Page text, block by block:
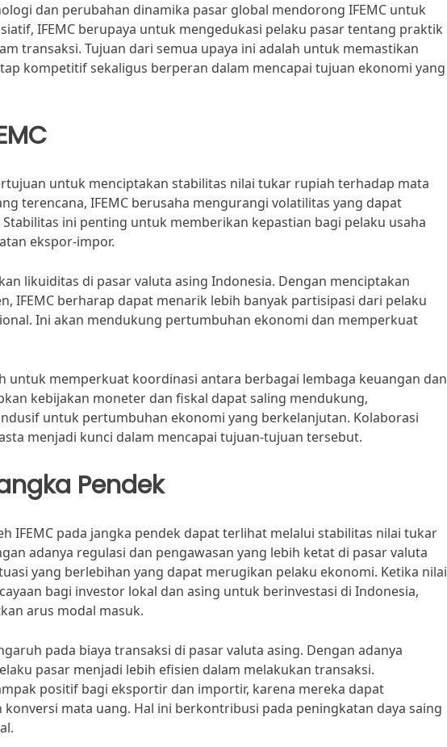
dan perubahan dinamika pasar global mendorong IFEMC untuk
IFEMC berupaya untuk mengedukasi pelaku pasar tentang praktik
transaksi. Tujuan dari semua upaya ini adalah untuk memastikan
kompetitif sekaligus berperan dalam mencapai tujuan ekonomi yang
untuk menciptakan stabilitas nilai tukar rupiah terhadap mata
terencana, IFEMC berusaha mengurangi volatilitas yang dapat
ini penting untuk memberikan kepastian bagi pelaku usaha
ekspor-impor.
likuiditas di pasar valuta asing Indonesia. Dengan menciptakan
IFEMC berharap dapat menarik lebih banyak partisipasi dari pelaku
Ini akan mendukung pertumbuhan ekonomi dan memperkuat
untuk memperkuat koordinasi antara berbagai lembaga keuangan dan
kebijakan moneter dan fiskal dapat saling mendukung,
untuk pertumbuhan ekonomi yang berkelanjutan. Kolaborasi
menjadi kunci dalam mencapai tujuan-tujuan tersebut.
Pendek
IFEMC pada jangka pendek dapat terlihat melalui stabilitas nilai tukar
adanya regulasi dan pengawasan yang lebih ketat di pasar valuta
yang berlebihan yang dapat merugikan pelaku ekonomi. Ketika nilai
bagi investor lokal dan asing untuk berinvestasi di Indonesia,
arus modal masuk.
pada biaya transaksi di pasar valuta asing. Dengan adanya
pasar menjadi lebih efisien dalam melakukan transaksi.
positif bagi eksportir dan importir, karena mereka dapat
mata uang. Hal ini berkontribusi pada peningkatan daya saing